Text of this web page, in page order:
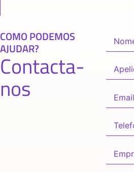
COMO PODEMOS
AJUDAR?
Contacta-
nos